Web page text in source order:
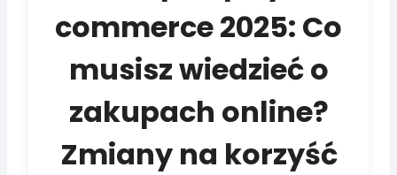
commerce 2025: Co
musisz wiedzieć o
zakupach online?
Zmiany na korzyść